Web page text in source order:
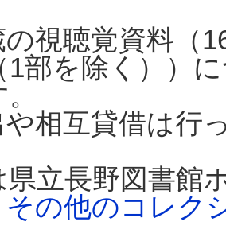
の視聴覚資料（
1部を除く））
相互貸借は行
立長野図書館
その他のコレク